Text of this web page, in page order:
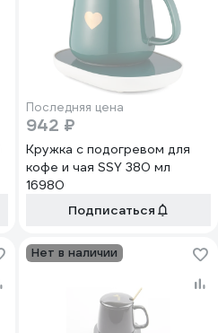
Последняя цена
942 ₽
Кружка с подогревом для
кофе и чая SSY 380 мл
16980
Подписаться
Нет в наличии